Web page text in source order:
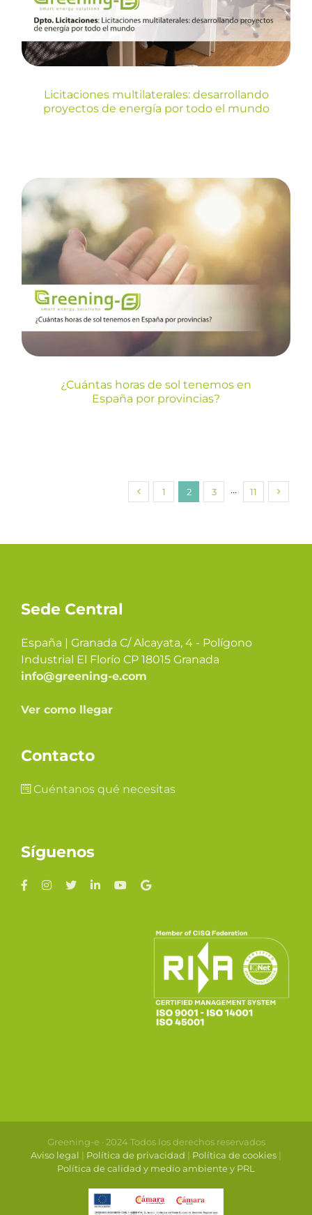
Blog
Licitaciones multilaterales: desarrollando
proyectos de energía por todo el mundo
¿Cuántas horas de sol
tenemos en España por
provincias?
Blog
¿Cuántas horas de sol tenemos en
España por provincias?
1 2 3 ··· 11
Sede Central
España | Granada C/ Alcayata, 4 - Polígono
Industrial El Florío CP 18015 Granada
info@greening-e.com
Ver como llegar
Contacto
Cuéntanos qué necesitas
Síguenos
Greening-e · 2024 Todos los derechos reservados
Aviso legal | Política de privacidad | Política de cookies |
Política de calidad y medio ambiente y PRL